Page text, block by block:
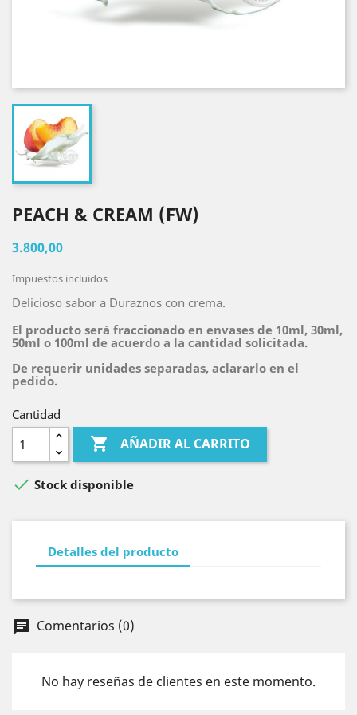
PEACH & CREAM (FW)
3.800,00
Impuestos incluidos
Delicioso sabor a Duraznos con crema.
El producto será fraccionado en envases de 10ml, 30ml,
50ml o 100ml de acuerdo a la cantidad solicitada.
De requerir unidades separadas, aclararlo en el
pedido.
Cantidad
 AÑADIR AL CARRITO
 Stock disponible
Detalles del producto
chat Comentarios (0)
No hay reseñas de clientes en este momento.